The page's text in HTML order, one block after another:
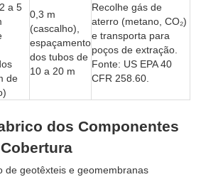
a 5
de
0,3 m
(cascalho),
espaçamento
dos tubos de
10 a 20 m
Recolhe gás de
aterro (metano, CO₂)
e transporta para
poços de extração.
Fonte: US EPA 40
CFR 258.60.
dos Componentes
de geotêxteis e geomembranas